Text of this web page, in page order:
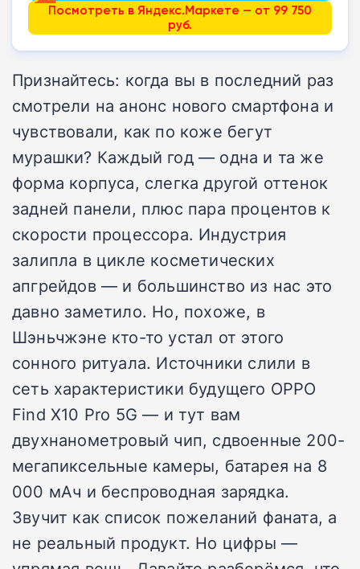
Посмотреть в Яндекс.Маркете — от 99 750
руб.
Признайтесь: когда вы в последний раз
смотрели на анонс нового смартфона и
чувствовали, как по коже бегут
мурашки? Каждый год — одна и та же
форма корпуса, слегка другой оттенок
задней панели, плюс пара процентов к
скорости процессора. Индустрия
залипла в цикле косметических
апгрейдов — и большинство из нас это
давно заметило. Но, похоже, в
Шэньчжэне кто-то устал от этого
сонного ритуала. Источники слили в
сеть характеристики будущего OPPO
Find X10 Pro 5G — и тут вам
двухнанометровый чип, сдвоенные 200-
мегапиксельные камеры, батарея на 8
000 мАч и беспроводная зарядка.
Звучит как список пожеланий фаната, а
не реальный продукт. Но цифры —